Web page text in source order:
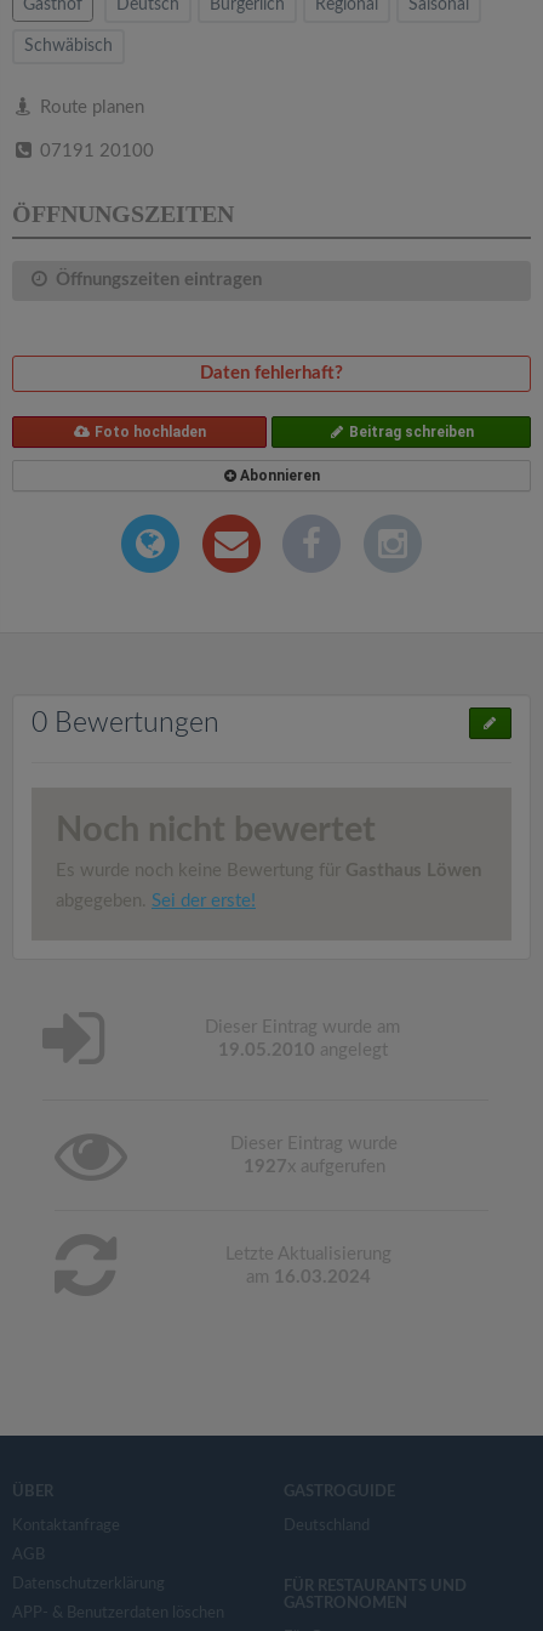
Gasthof Deutsch Bürgerlich Regional Saisonal
Schwäbisch
Route planen
07191 20100
ÖFFNUNGSZEITEN
Öffnungszeiten eintragen
Daten fehlerhaft?
Foto hochladen Beitrag schreiben
Abonnieren
0 Bewertungen
Noch nicht bewertet
Es wurde noch keine Bewertung für Gasthaus Löwen
abgegeben. Sei der erste!
Dieser Eintrag wurde am
19.05.2010 angelegt
Dieser Eintrag wurde
1927x aufgerufen
Letzte Aktualisierung
am 16.03.2024
ÜBER
Kontaktanfrage
AGB
Datenschutzerklärung
APP- & Benutzerdaten löschen
GASTROGUIDE
Deutschland
FÜR RESTAURANTS UND
GASTRONOMEN
o
n